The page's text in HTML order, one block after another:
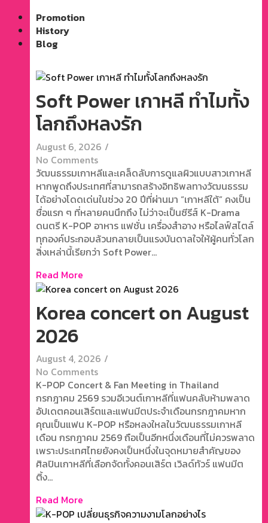
Promotion
History
Blog
Soft Power เกาหลี ทำไมทั้ง
โลกถึงหลงรัก
August 6, 2026 /
No Comments
วัฒนธรรมเกาหลีและเคล็ดลับการดูแลผิวแบบสาวเกาหลี
หากพูดถึงประเทศที่สามารถสร้างอิทธิพลทางวัฒนธรรม
ได้อย่างโดดเด่นในช่วง 20 ปีที่ผ่านมา “เกาหลีใต้” คงเป็น
ชื่อแรก ๆ ที่หลายคนนึกถึง ไม่ว่าจะเป็นซีรีส์ K-Drama
ดนตรี K-POP อาหาร แฟชั่น เครื่องสำอาง หรือไลฟ์สไตล์
ทุกองค์ประกอบล้วนกลายเป็นแรงบันดาลใจให้ผู้คนทั่วโลก
สิ่งเหล่านี้เรียกว่า Soft Power...
Read More
Korea concert on August
2026
August 4, 2026 /
No Comments
K-POP Concert & Fan Meeting in Thailand
กรกฎาคม 2569 รวมอีเวนต์เกาหลีที่แฟนคลับห้ามพลาด
อัปเดตคอนเสิร์ตและแฟนมีตประจำเดือนกรกฎาคมหาก
คุณเป็นแฟน K-POP หรือหลงใหลในวัฒนธรรมเกาหลี
เดือน กรกฎาคม 2569 ถือเป็นอีกหนึ่งเดือนที่ไม่ควรพลาด
เพราะประเทศไทยยังคงเป็นหนึ่งในจุดหมายสำคัญของ
ศิลปินเกาหลีที่เลือกจัดทั้งคอนเสิร์ต เวิลด์ทัวร์ แฟนมีต
ติ้ง...
Read More